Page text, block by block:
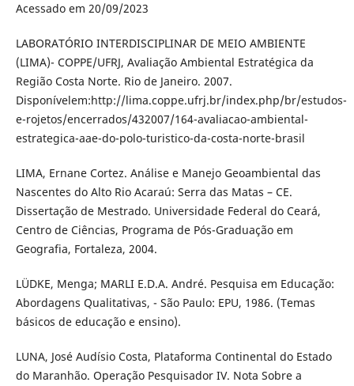
Acessado em 20/09/2023
LABORATÓRIO INTERDISCIPLINAR DE MEIO AMBIENTE
(LIMA)- COPPE/UFRJ, Avaliação Ambiental Estratégica da
Região Costa Norte. Rio de Janeiro. 2007.
Disponívelem:http://lima.coppe.ufrj.br/index.php/br/estudos-
e-rojetos/encerrados/432007/164-avaliacao-ambiental-
estrategica-aae-do-polo-turistico-da-costa-norte-brasil
LIMA, Ernane Cortez. Análise e Manejo Geoambiental das
Nascentes do Alto Rio Acaraú: Serra das Matas – CE.
Dissertação de Mestrado. Universidade Federal do Ceará,
Centro de Ciências, Programa de Pós-Graduação em
Geografia, Fortaleza, 2004.
LÜDKE, Menga; MARLI E.D.A. André. Pesquisa em Educação:
Abordagens Qualitativas, - São Paulo: EPU, 1986. (Temas
básicos de educação e ensino).
LUNA, José Audísio Costa, Plataforma Continental do Estado
do Maranhão. Operação Pesquisador IV. Nota Sobre a